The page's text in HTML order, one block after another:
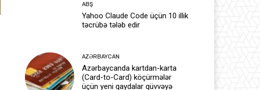
ABŞ
Yahoo Claude Code üçün 10 illik
təcrübə tələb edir
AZƏRBAYCAN
Azərbaycanda kartdan-karta
(Card-to-Card) köçürmələr
üçün yeni qaydalar qüvvəyə